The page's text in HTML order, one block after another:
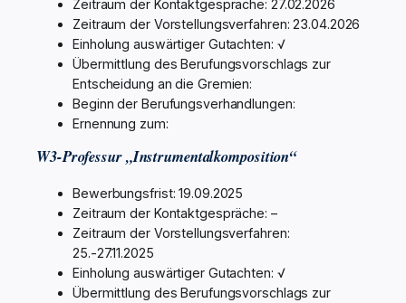
Zeitraum der Kontaktgespräche: 27.02.2026
Zeitraum der Vorstellungsverfahren: 23.04.2026
Einholung auswärtiger Gutachten: √
Übermittlung des Berufungsvorschlags zur
Entscheidung an die Gremien:
Beginn der Berufungsverhandlungen:
Ernennung zum:
W3-Professur „Instrumentalkomposition“
Bewerbungsfrist: 19.09.2025
Zeitraum der Kontaktgespräche: –
Zeitraum der Vorstellungsverfahren:
25.-27.11.2025
Einholung auswärtiger Gutachten: √
Übermittlung des Berufungsvorschlags zur